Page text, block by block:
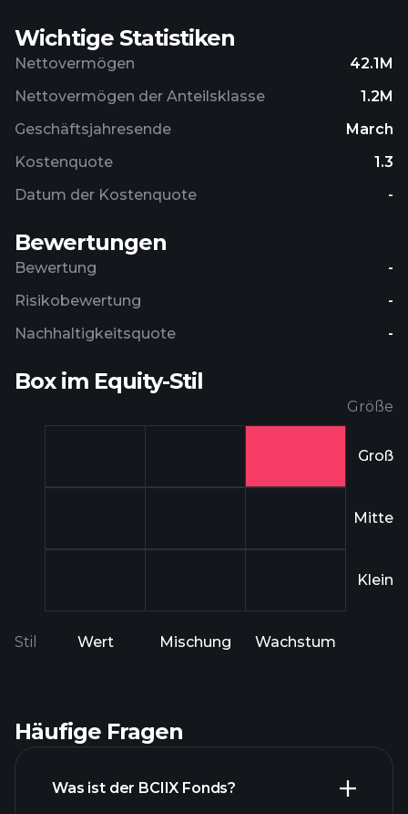
Wichtige Statistiken
Nettovermögen
42.1M
Nettovermögen der Anteilsklasse
1.2M
Geschäftsjahresende
March
Kostenquote
1.3
Datum der Kostenquote
-
Bewertungen
Bewertung
-
Risikobewertung
-
Nachhaltigkeitsquote
-
Box im Equity-Stil
Größe
Groß
Mitte
Klein
Stil Wert Mischung Wachstum
Häufige Fragen
Was ist der BCIIX Fonds?